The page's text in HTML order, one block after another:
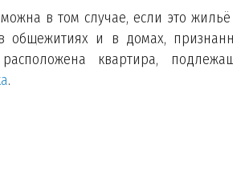
в том случае, если это
общежитиях и в домах,
квартира,
.